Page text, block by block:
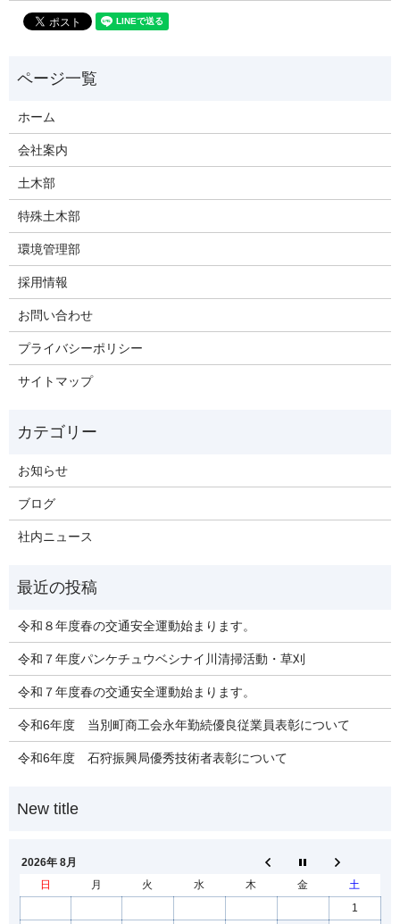
ホーム
会社案内
土木部
特殊土木部
環境管理部
採用情報
お問い合わせ
プライバシーポリシー
サイトマップ
お知らせ
ブログ
社内ニュース
令和８年度春の交通安全運動始まります。
令和７年度パンケチュウベシナイ川清掃活動・草刈
令和７年度春の交通安全運動始まります。
令和6年度 当別町商工会永年勤続優良従業員表彰について
令和6年度 石狩振興局優秀技術者表彰について
2026年 8月
日
月 火 水 木 金
土
1